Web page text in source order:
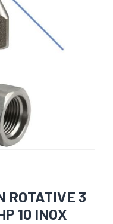
ROTATIVE 3
10 INOX